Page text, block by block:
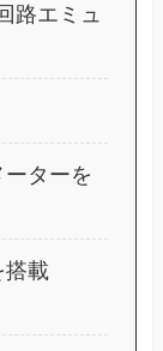
路エミュ
ターを
搭載